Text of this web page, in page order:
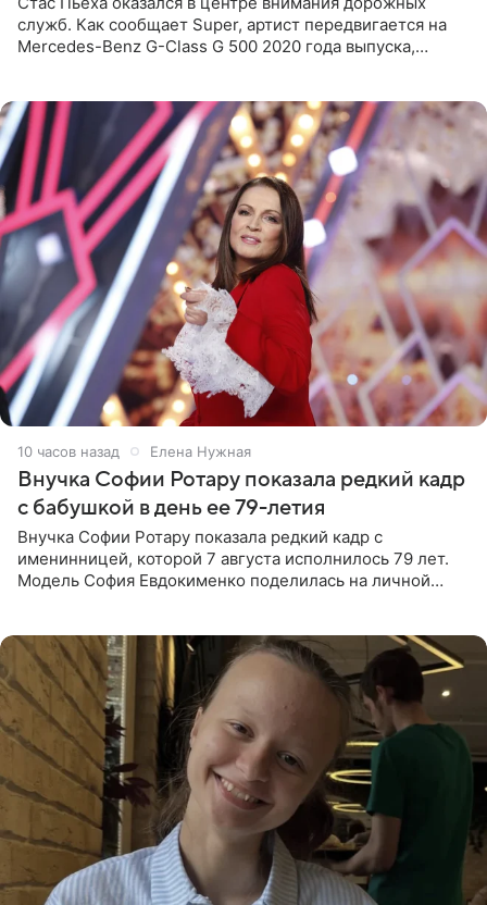
служб. Как сообщает Super, артист передвигается на
Mercedes-Benz G-Class G 500 2020 года выпуска,
10 часов назад Елена Нужная
Внучка Софии Ротару показала редкий кадр
с бабушкой в день ее 79-летия
Внучка Софии Ротару показала редкий кадр с
именинницей, которой 7 августа исполнилось 79 лет.
Модель София Евдокименко поделилась на личной